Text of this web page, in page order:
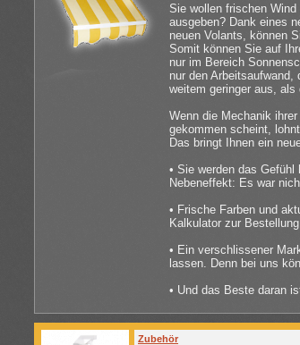
Sie wollen frischen
ausgeben? Dank eines
neuen Volants, können
Somit können Sie auf
nur im Bereich
nur den
weitem geringer aus, als
Wenn die Mechanik
gekommen scheint,
Das bringt Ihnen ein
• Sie werden das
Nebeneffekt: Es war
• Frische Farben und
Kalkulator zur Bestellung
• Ein verschlissener
lassen. Denn bei uns
• Und das Beste daran
Zubehör